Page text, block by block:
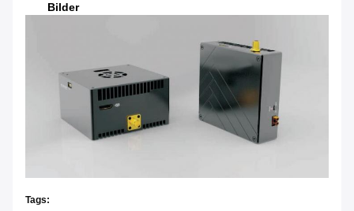
Bilder
Tags: